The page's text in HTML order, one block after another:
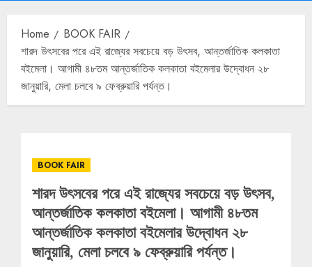
Home
BOOK FAIR
শারদ উৎসবের পরে এই রাজ্যের সবচেয়ে বড় উৎসব, আন্তর্জাতিক কলকাতা
বইমেলা। আগামী ৪৮তম আন্তর্জাতিক কলকাতা বইমেলার উদ্বোধন ২৮
জানুয়ারি, মেলা চলবে ৯ ফেব্রুয়ারি পর্যন্ত।
BOOK FAIR
শারদ উৎসবের পরে এই রাজ্যের সবচেয়ে বড় উৎসব,
আন্তর্জাতিক কলকাতা বইমেলা। আগামী ৪৮তম
আন্তর্জাতিক কলকাতা বইমেলার উদ্বোধন ২৮
জানুয়ারি, মেলা চলবে ৯ ফেব্রুয়ারি পর্যন্ত।